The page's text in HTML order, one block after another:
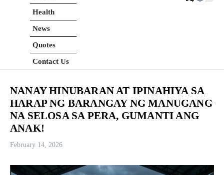
Health
News
Quotes
Contact Us
NANAY HINUBARAN AT IPINAHIYA SA
HARAP NG BARANGAY NG MANUGANG
NA SELOSA SA PERA, GUMANTI ANG
ANAK!
February 14, 2026